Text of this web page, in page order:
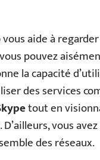
aide à
pouvez
la capacité
des services
tout en
vous
des réseaux.